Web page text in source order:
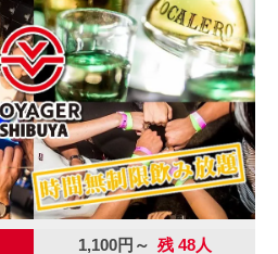
1,100円～ 残 48人